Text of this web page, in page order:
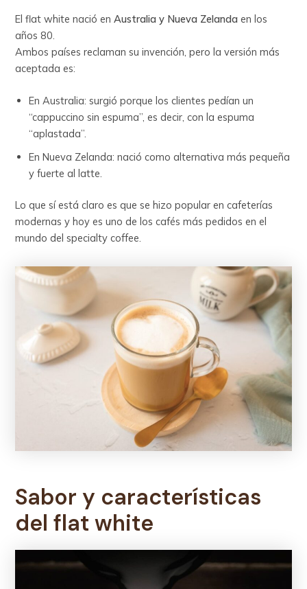
El flat white nació enAustralia y Nueva Zelanda en los
años 80.
Ambos países reclaman su invención, pero la versión más
aceptada es:
En Australia: surgió porque los clientes pedían un
“cappuccino sin espuma”, es decir, con la espuma
“aplastada”.
En Nueva Zelanda: nació como alternativa más pequeña
y fuerte al latte.
Lo que sí está claro es que se hizo popular en cafeterías
modernas y hoy es uno de los cafés más pedidos en el
mundo del specialty coffee.
Sabor y características
del flat white